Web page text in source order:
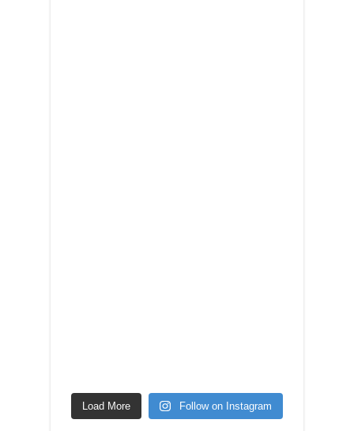
Load More Follow on Instagram